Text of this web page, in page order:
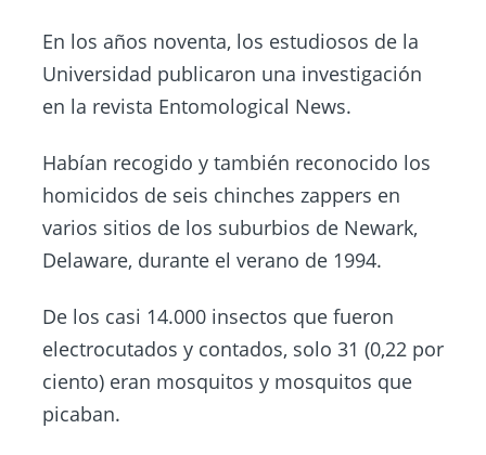
En los años noventa, los estudiosos de la
Universidad publicaron una investigación
en la revista Entomological News.
Habían recogido y también reconocido los
homicidos de seis chinches zappers en
varios sitios de los suburbios de Newark,
Delaware, durante el verano de 1994.
De los casi 14.000 insectos que fueron
electrocutados y contados, solo 31 (0,22 por
ciento) eran mosquitos y mosquitos que
picaban.